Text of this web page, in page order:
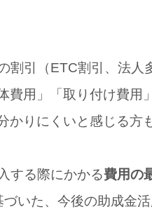
割引（ETC割引、法人
用」「取り付け費用
りにくいと感じる方
する際にかかる費用の
づいた、今後の助成金